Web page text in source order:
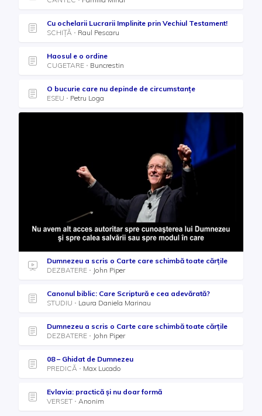
Cu ochelarii Lucrarii Implinite prin Vechiul Testament!
SCHIȚĂ
Raul Pescaru
Haosul e o ordine
CUGETARE
Buncrestin
O bucurie care nu depinde de circumstanțe
ESEU
Petru Loga
Dumnezeu a scris o Carte care schimbă toate cărţile
DEZBATERE
John Piper
Canonul biblic: Care Scriptură e cea adevărată?
STUDIU
Laura Daniela Marinau
Dumnezeu a scris o Carte care schimbă toate cărţile
DEZBATERE
John Piper
08 – Ghidat de Dumnezeu
PREDICĂ
Max Lucado
Evlavia: practică și nu doar formă
VERSET
Anonim